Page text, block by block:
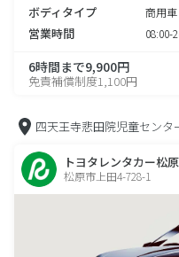
ボディタイプ 商用車
営業時間 08:00-
6時間まで9,900円
免責補償制度1,100円
四天王寺悲田院児童センタ
トヨタレンタカー松原
松原市上田4-728-1